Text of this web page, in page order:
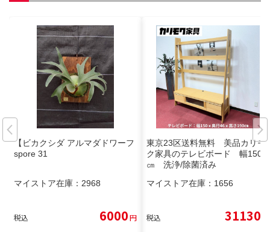
【ビカクシダ アルマダドワーフ
spore 31
マイストア在庫： 2968
税込 6000円
東京23区送料無料 美品カリモ
ク家具のテレビボード 幅150
㎝ 洗浄/除菌済み
マイストア在庫： 1656
税込 31130